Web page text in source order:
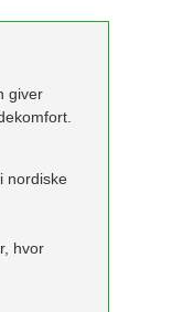
giver
nordiske
hvor